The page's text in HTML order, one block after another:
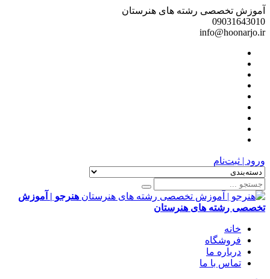
آموزش تخصصی رشته های هنرستان
09031643010
info@hoonarjo.ir
ورود | ثبت‌نام
هنرجو | آموزش
تخصصی رشته های هنرستان
خانه
فروشگاه
درباره ما
تماس با ما